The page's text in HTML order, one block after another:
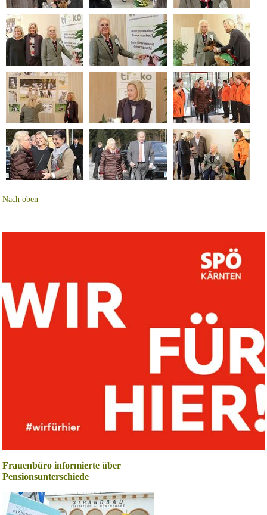
Nach oben
Frauenbüro informierte über
Pensionsunterschiede